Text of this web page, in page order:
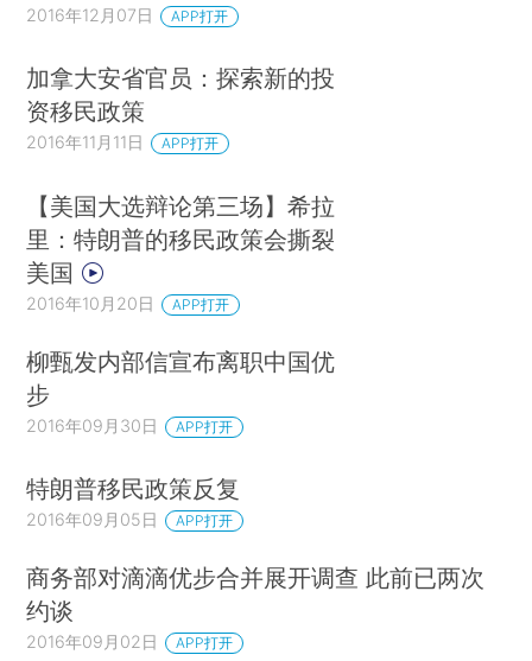
2016年12月07日 APP打开
加拿大安省官员：探索新的投
资移民政策
2016年11月11日 APP打开
【美国大选辩论第三场】希拉
里：特朗普的移民政策会撕裂
美国
2016年10月20日 APP打开
柳甄发内部信宣布离职中国优
步
2016年09月30日 APP打开
特朗普移民政策反复
2016年09月05日 APP打开
商务部对滴滴优步合并展开调查 此前已两次
约谈
2016年09月02日 APP打开